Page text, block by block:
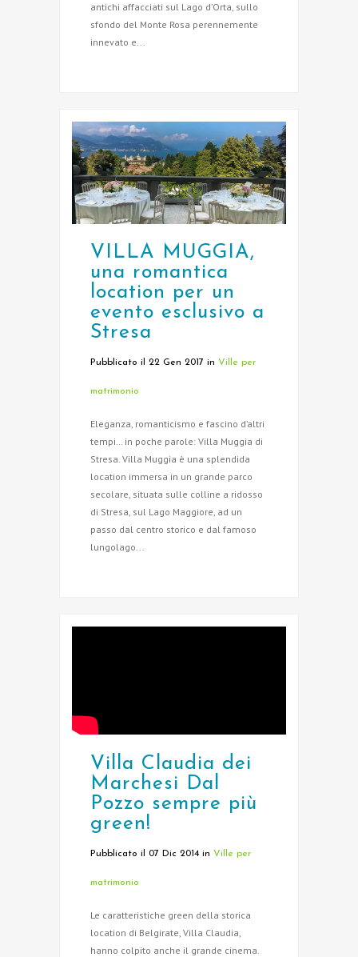
antichi affacciati sul Lago d’Orta, sullo
sfondo del Monte Rosa perennemente
innevato e...
VILLA MUGGIA,
una romantica
location per un
evento esclusivo a
Stresa
Pubblicato il 22 Gen 2017 in Ville per
matrimonio
Eleganza, romanticismo e fascino d’altri
tempi… in poche parole: Villa Muggia di
Stresa. Villa Muggia è una splendida
location immersa in un grande parco
secolare, situata sulle colline a ridosso
di Stresa, sul Lago Maggiore, ad un
passo dal centro storico e dal famoso
lungolago...
Villa Claudia dei
Marchesi Dal
Pozzo sempre più
green!
Pubblicato il 07 Dic 2014 in Ville per
matrimonio
Le caratteristiche green della storica
location di Belgirate, Villa Claudia,
hanno colpito anche il grande cinema.